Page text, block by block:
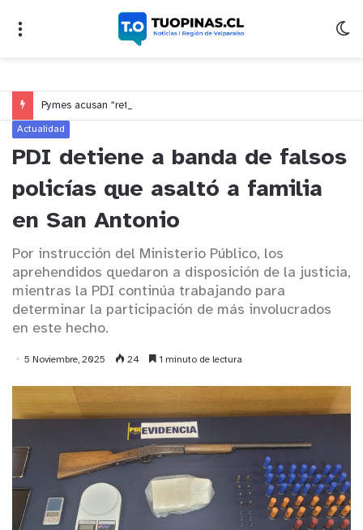
Actualidad
PDI detiene a banda de falsos
policías que asaltó a familia
en San Antonio
Por instrucción del Ministerio Público, los
aprehendidos quedaron a disposición de la justicia,
mientras la PDI continúa trabajando para
determinar la participación de más involucrados
en este hecho.
5 Noviembre, 2025 24 1 minuto de lectura